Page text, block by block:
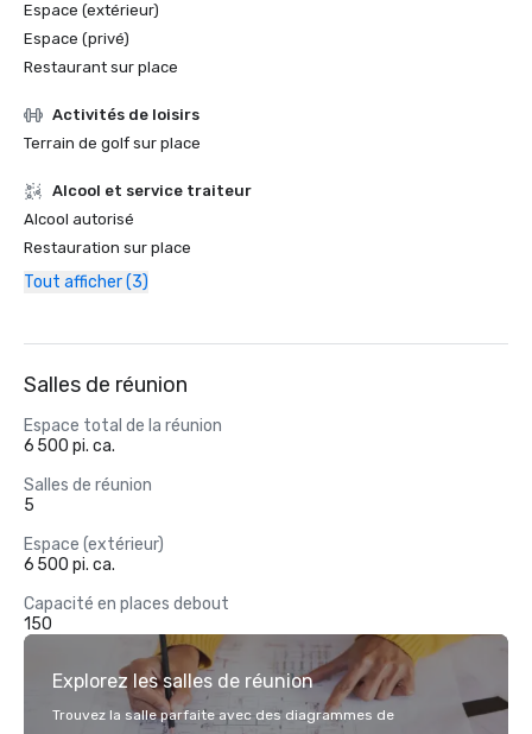
Espace (extérieur)
Espace (privé)
Restaurant sur place
Activités de loisirs
Terrain de golf sur place
Alcool et service traiteur
Alcool autorisé
Restauration sur place
Tout afficher (3)
Salles de réunion
Espace total de la réunion
6 500 pi. ca.
Salles de réunion
5
Espace (extérieur)
6 500 pi. ca.
Capacité en places debout
150
Explorez les salles de réunion
Trouvez la salle parfaite avec des diagrammes de